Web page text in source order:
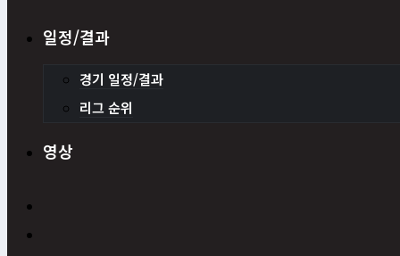
일정/결과
경기 일정/결과
리그 순위
영상